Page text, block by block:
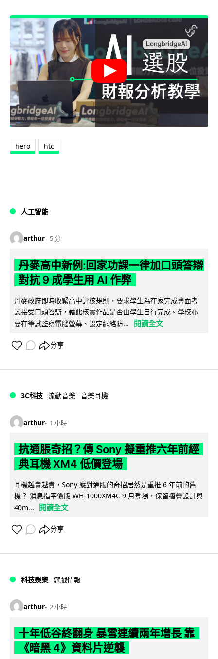
hero htc
人工智能
arthur 5 分
丹麥高中新例:回家功課一律加口頭答辯
對抗 9 成學生用 AI 作弊
丹麥政府即時收緊高中評核規則，要求學生為在家完成書面考
試接受口頭答辯，藉此核實作品是否由學生自行完成。學校亦
要在筆試監察電腦螢幕、設定網絡防...
閱讀全文
分享
3C科技 流動音樂 音樂耳機
arthur 1 小時
抗通脹奇招？傳 Sony 擬重推六年前經
典耳機 XM4 低價登場
耳機越賣越貴，Sony 應對通脹的奇招居然是重推 6 年前的舊
機？ 消息指平價版 WH-1000XM4C 9 月登場，保留摺疊設計與
40m...
閱讀全文
分享
科技娛樂 遊戲情報
arthur 2 小時
十年低谷終翻身 暴雪連續兩年增長 靠
《暗黑 4》資料片逆襲